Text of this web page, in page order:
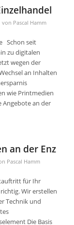
von Pascal Hamm
Schon seit
zu digitalen
wegen der
an Inhalten
wie Printmedien
Angebote an der
an der Enz
Pascal Hamm
für Ihr
Wir erstellen
Technik und
Die Basis